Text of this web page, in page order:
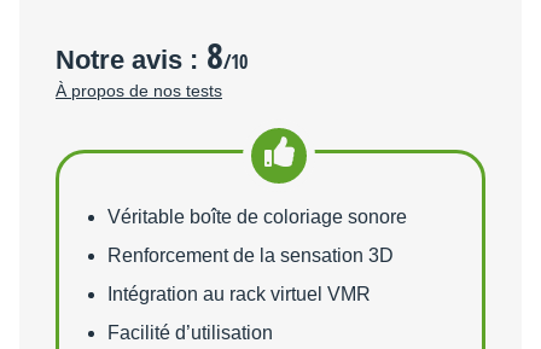
Notre avis : 8/10
À propos de nos tests
Points forts
Véritable boîte de coloriage sonore
Renforcement de la sensation 3D
Intégration au rack virtuel VMR
Facilité d’utilisation